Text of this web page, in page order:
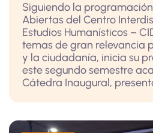
Siguiendo la
Abiertas del Centro
Estudios Humanísticos –
temas de gran relevancia
y la ciudadanía, inicia su
este segundo semestre
Cátedra Inaugural,